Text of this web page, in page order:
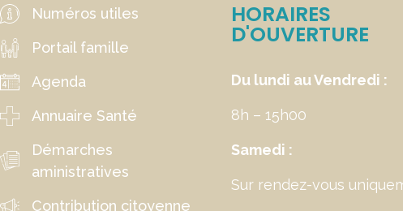
Numéros utiles
Portail famille
Agenda
Annuaire Santé
Démarches
aministratives
Contribution citoyenne
HORAIRES
D'OUVERTURE
Du lundi au Vendredi :
8h – 15h00
Samedi :
Sur rendez-vous